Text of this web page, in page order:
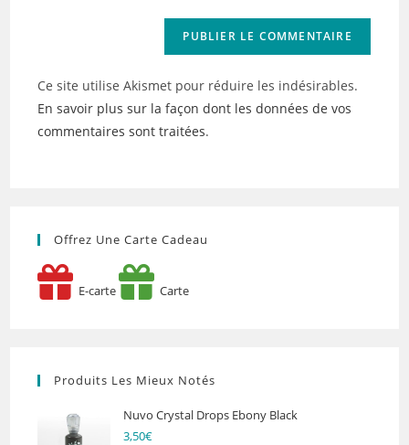
Ce site utilise Akismet pour réduire les indésirables.
En savoir plus sur la façon dont les données de vos
commentaires sont traitées.
Offrez Une Carte Cadeau
E-carte Carte
Produits Les Mieux Notés
Nuvo Crystal Drops Ebony Black
3,50€